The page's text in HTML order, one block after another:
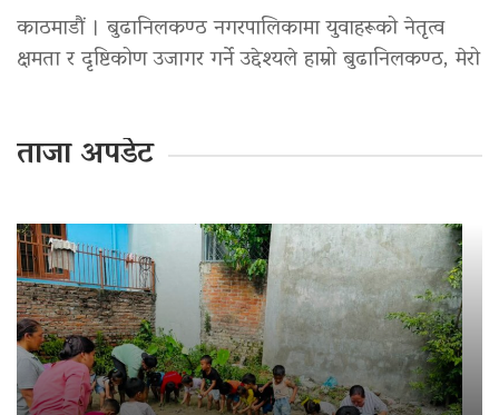
काठमाडौं । बुढानिलकण्ठ नगरपालिकामा युवाहरूको नेतृत्व
क्षमता र दृष्टिकोण उजागर गर्ने उद्देश्यले हाम्रो बुढानिलकण्ठ, मेरो
ताजा अपडेट